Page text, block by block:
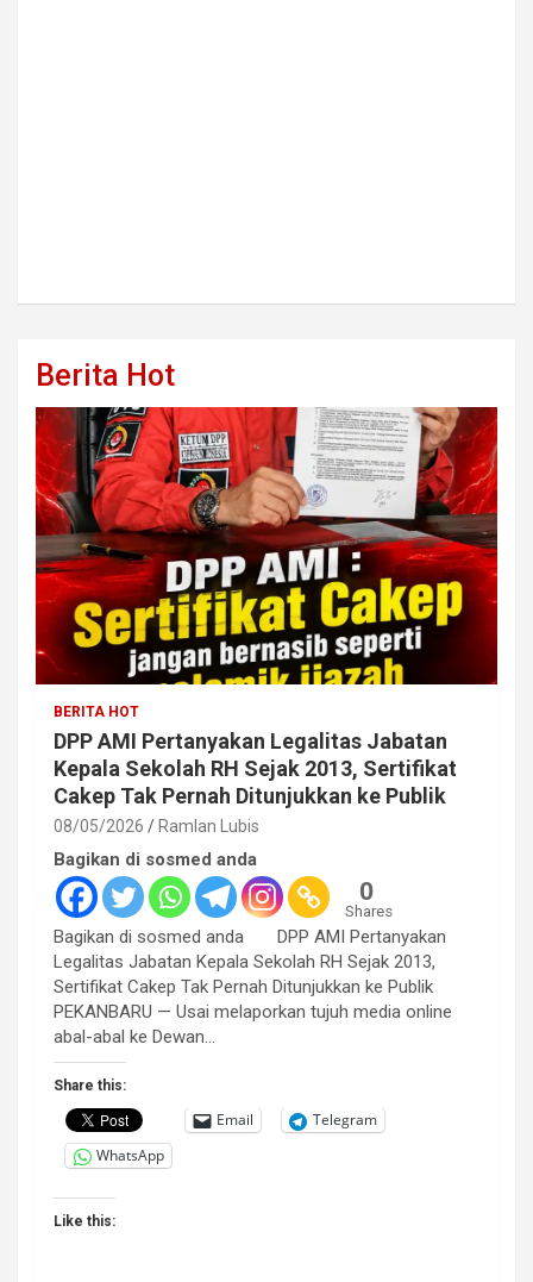
Berita Hot
BERITA HOT
DPP AMI Pertanyakan Legalitas Jabatan
Kepala Sekolah RH Sejak 2013, Sertifikat
Cakep Tak Pernah Ditunjukkan ke Publik
08/05/2026 Ramlan Lubis
Bagikan di sosmed anda
0
Shares
Bagikan di sosmed anda DPP AMI Pertanyakan
Legalitas Jabatan Kepala Sekolah RH Sejak 2013,
Sertifikat Cakep Tak Pernah Ditunjukkan ke Publik
PEKANBARU — Usai melaporkan tujuh media online
abal-abal ke Dewan…
Share this:
Email
Telegram
WhatsApp
Like this: